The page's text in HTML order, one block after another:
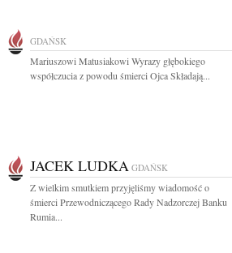
GDAŃSK
Mariuszowi Matusiakowi Wyrazy głębokiego
współczucia z powodu śmierci Ojca Składają...
JACEK LUDKA GDAŃSK
Z wielkim smutkiem przyjęliśmy wiadomość o
śmierci Przewodniczącego Rady Nadzorczej Banku
Rumia...